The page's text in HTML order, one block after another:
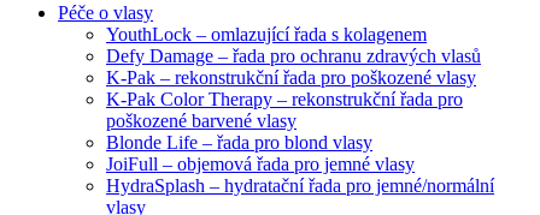
Péče o vlasy
YouthLock – omlazující řada s kolagenem
Defy Damage – řada pro ochranu zdravých vlasů
K-Pak – rekonstrukční řada pro poškozené vlasy
K-Pak Color Therapy – rekonstrukční řada pro
poškozené barvené vlasy
Blonde Life – řada pro blond vlasy
JoiFull – objemová řada pro jemné vlasy
HydraSplash – hydratační řada pro jemné/normální
vlasy